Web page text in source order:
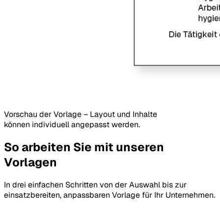
Vorschau der Vorlage – Layout und Inhalte
können individuell angepasst werden.
So arbeiten Sie mit unseren
Vorlagen
In drei einfachen Schritten von der Auswahl bis zur
einsatzbereiten, anpassbaren Vorlage für Ihr Unternehmen.